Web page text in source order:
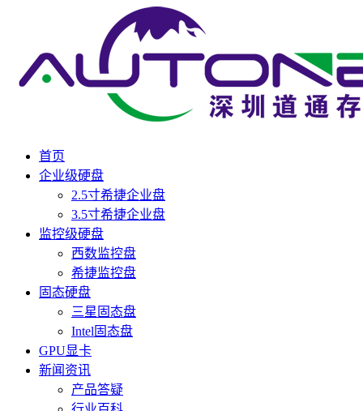
首页
企业级硬盘
2.5寸希捷企业盘
3.5寸希捷企业盘
监控级硬盘
西数监控盘
希捷监控盘
固态硬盘
三星固态盘
Intel固态盘
GPU显卡
新闻资讯
产品答疑